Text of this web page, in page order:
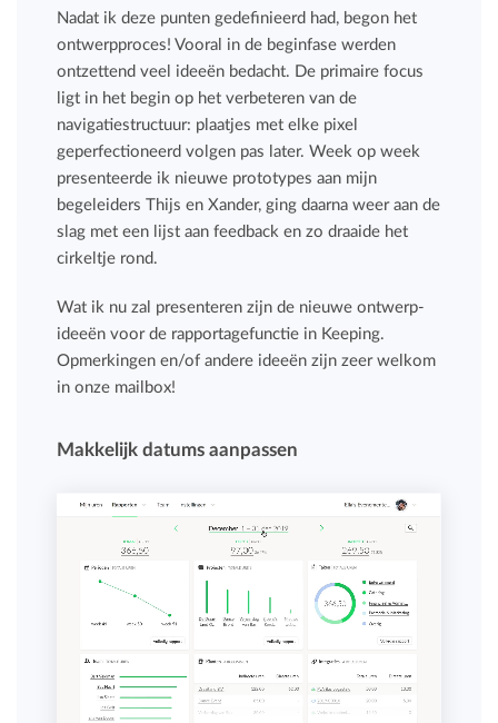
Nadat ik deze punten gedefinieerd had, begon het
ontwerpproces! Vooral in de beginfase werden
ontzettend veel ideeën bedacht. De primaire focus
ligt in het begin op het verbeteren van de
navigatiestructuur: plaatjes met elke pixel
geperfectioneerd volgen pas later. Week op week
presenteerde ik nieuwe prototypes aan mijn
begeleiders Thijs en Xander, ging daarna weer aan de
slag met een lijst aan feedback en zo draaide het
cirkeltje rond.
Wat ik nu zal presenteren zijn de nieuwe ontwerp-
ideeën voor de rapportagefunctie in Keeping.
Opmerkingen en/of andere ideeën zijn zeer welkom
in onze mailbox!
Makkelijk datums aanpassen